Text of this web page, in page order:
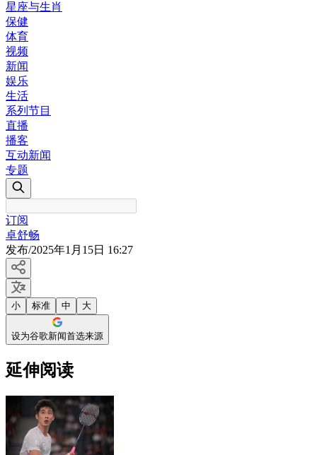
星座与生肖
保健
体育
视频
新闻
娱乐
生活
系列节目
直播
播客
互动新闻
专题
订阅
卓舒畅
发布/2025年1月15日 16:27
小 标准 中 大
设为谷歌新闻首选来源
延伸阅读